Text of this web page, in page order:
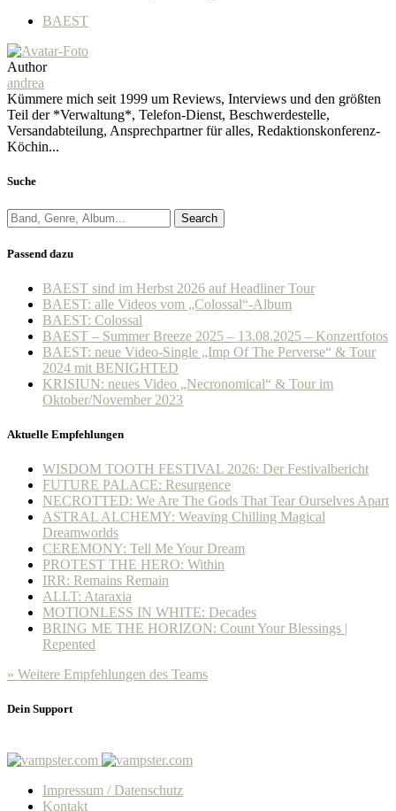
BAEST
Author
andrea
Kümmere mich seit 1999 um Reviews, Interviews und den größten
Teil der *Verwaltung*, Telefon-Dienst, Beschwerdestelle,
Versandabteilung, Ansprechpartner für alles, Redaktionskonferenz-
Köchin...
Suche
Search
Passend dazu
BAEST sind im Herbst 2026 auf Headliner Tour
BAEST: alle Videos vom „Colossal“-Album
BAEST: Colossal
BAEST – Summer Breeze 2025 – 13.08.2025 – Konzertfotos
BAEST: neue Video-Single „Imp Of The Perverse“ & Tour
2024 mit BENIGHTED
KRISIUN: neues Video „Necronomical“ & Tour im
Oktober/November 2023
Aktuelle Empfehlungen
WISDOM TOOTH FESTIVAL 2026: Der Festivalbericht
FUTURE PALACE: Resurgence
NECROTTED: We Are The Gods That Tear Ourselves Apart
ASTRAL ALCHEMY: Weaving Chilling Magical
Dreamworlds
CEREMONY: Tell Me Your Dream
PROTEST THE HERO: Within
IRR: Remains Remain
ALLT: Ataraxia
MOTIONLESS IN WHITE: Decades
BRING ME THE HORIZON: Count Your Blessings |
Repented
» Weitere Empfehlungen des Teams
Dein Support
Impressum / Datenschutz
Kontakt